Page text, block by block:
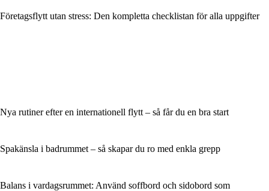
Företagsflytt utan stress: Den kompletta checklistan för alla uppgifter
Nya rutiner efter en internationell flytt – så får du en bra start
Spakänsla i badrummet – så skapar du ro med enkla grepp
Balans i vardagsrummet: Använd soffbord och sidobord som